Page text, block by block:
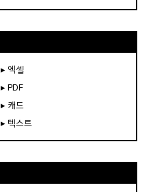
▸ 엑셀
▸ PDF
▸ 캐드
▸ 텍스트